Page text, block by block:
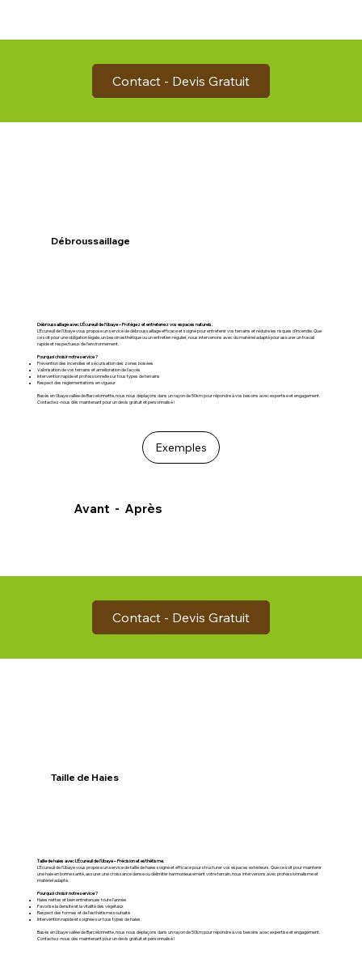
Débroussaillage
Avant - Après
Débroussaillage avec L'Écureuil de l'Ubaye – Protégez et entretenez vos espaces naturels.
L'Écureuil de l'Ubaye vous propose un service de débroussaillage efficace et soigné pour entretenir vos terrains et réduire les risques d'incendie. Que
ce soit pour une obligation légale, un besoin esthétique ou un entretien régulier, nous intervenons avec du matériel adapté pour assurer un travail
rapide et respectueux de l’environnement.
Pourquoi choisir notre service ?
Prévention des incendies et sécurisation des zones boisées
Valorisation de vos terrains et amélioration de l'accès
Intervention rapide et professionnelle sur tous types de terrains
Respect des réglementations en vigueur
Basés en Ubaye vallée de Barcelonnette, nous nous déplaçons dans un rayon de 50km pour répondre à vos besoins avec expertise et engagement.
Contactez-nous dès maintenant pour un devis gratuit et personnalisé !
Exemples
Contact - Devis Gratuit
Taille de Haies
Taille de haies avec L’Écureuil de l’Ubaye – Précision et esthétisme.
L’Écureuil de l’Ubaye vous propose un service de taille de haies soigné et efficace pour structurer vos espaces extérieurs. Que ce soit pour maintenir
une haie en bonne santé, assurer une croissance dense ou délimiter harmonieusement votre terrain, nous intervenons avec professionnalisme et
matériel adapté.
Pourquoi choisir notre service ?
Haies nettes et bien entretenues toute l’année
Favorise la densité et la vitalité des végétaux
Respect des formes et de l’esthétisme souhaité
Intervention rapide et soignée sur tous types de haies
Basés en Ubaye vallée de Barcelonnette, nous nous déplaçons dans un rayon de 50km pour répondre à vos besoins avec expertise et engagement.
Contactez-nous dès maintenant pour un devis gratuit et personnalisé !
Contact - Devis Gratuit